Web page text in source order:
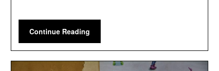
Continue Reading